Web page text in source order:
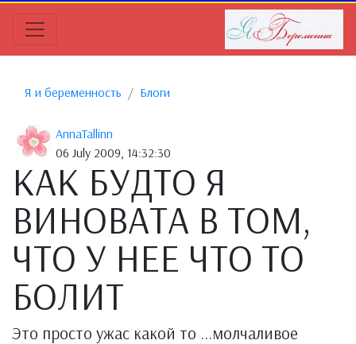
Я и беременность Блоги
AnnaTallinn
06 July 2009, 14:32:30
КАК БУДТО Я
ВИНОВАТА В ТОМ,
ЧТО У НЕЕ ЧТО ТО
БОЛИТ
Это просто ужас какой то ...молчаливое